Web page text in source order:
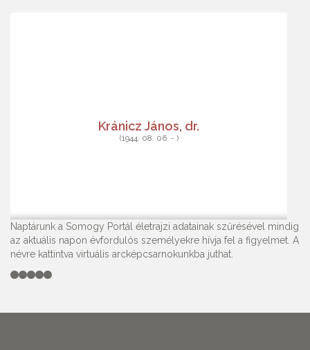
Kránicz János, dr.
(1944. 08. 06. - )
Naptárunk a Somogy Portál életrajzi adatainak szűrésével mindig
az aktuális napon évfordulós személyekre hívja fel a figyelmet. A
névre kattintva virtuális arcképcsarnokunkba juthat.